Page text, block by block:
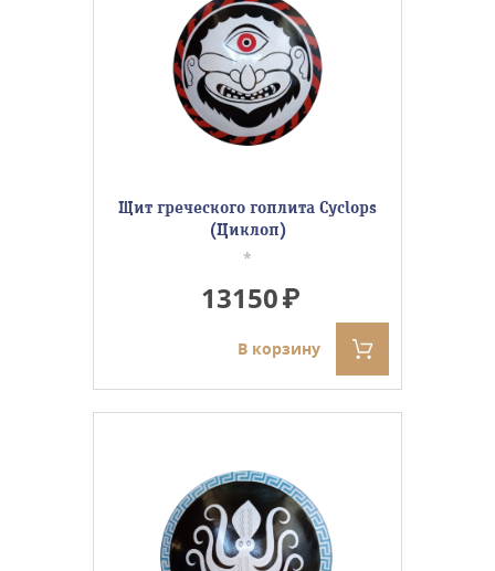
Щит греческого гоплита Cyclops
(Циклоп)
*
13150
В корзину